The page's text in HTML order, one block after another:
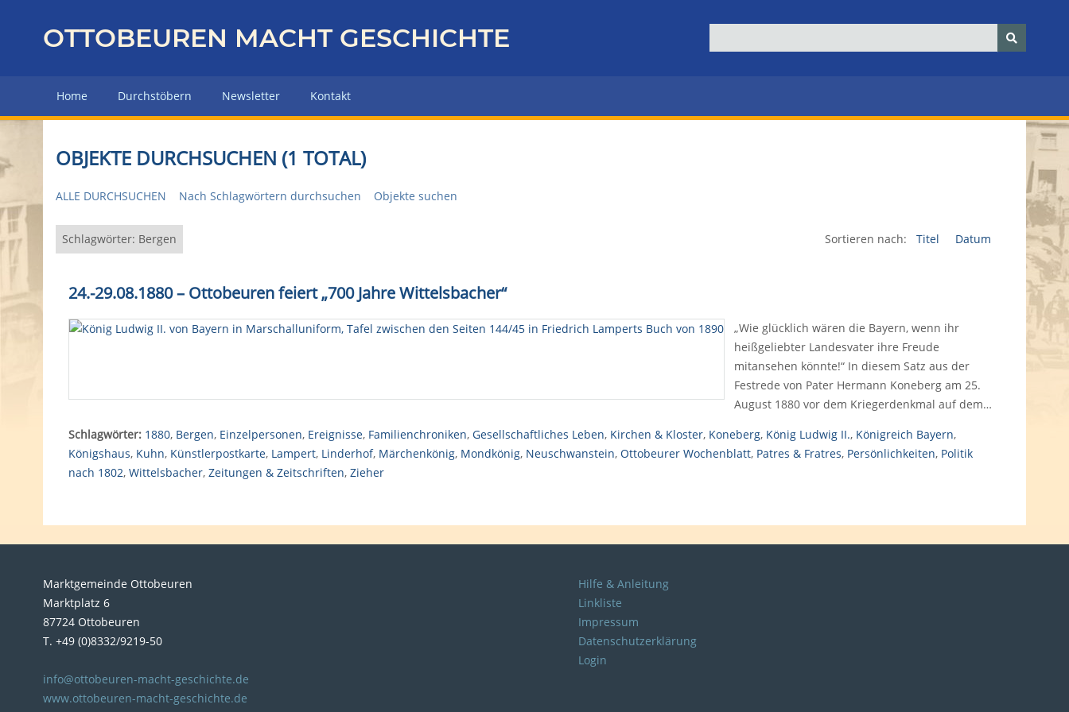
z
r
H
u
p
e
OTTOBEUREN MACHT GESCHICHTE
Home Durchstöbern Newsletter Kontakt
OBJEKTE DURCHSUCHEN (1 TOTAL)
ALLE DURCHSUCHEN Nach Schlagwörtern durchsuchen Objekte suchen
Schlagwörter: Bergen Sortieren nach: Titel Datum
24.-29.08.1880 – Ottobeuren feiert „700 Jahre Wittelsbacher“
„Wie glücklich wären die Bayern, wenn ihr
heißgeliebter Landesvater ihre Freude
mitansehen könnte!“ In diesem Satz aus der
Festrede von Pater Hermann Koneberg am 25.
August 1880 vor dem Kriegerdenkmal auf dem…
Schlagwörter: 1880, Bergen, Einzelpersonen, Ereignisse, Familienchroniken, Gesellschaftliches Leben, Kirchen & Kloster, Koneberg, König Ludwig II., Königreich Bayern,
Königshaus, Kuhn, Künstlerpostkarte, Lampert, Linderhof, Märchenkönig, Mondkönig, Neuschwanstein, Ottobeurer Wochenblatt, Patres & Fratres, Persönlichkeiten, Politik
nach 1802, Wittelsbacher, Zeitungen & Zeitschriften, Zieher
Marktgemeinde Ottobeuren
Marktplatz 6
87724 Ottobeuren
T. +49 (0)8332/9219-50
info@ottobeuren-macht-geschichte.de
www.ottobeuren-macht-geschichte.de
Hilfe & Anleitung
Linkliste
Impressum
Datenschutzerklärung
Login